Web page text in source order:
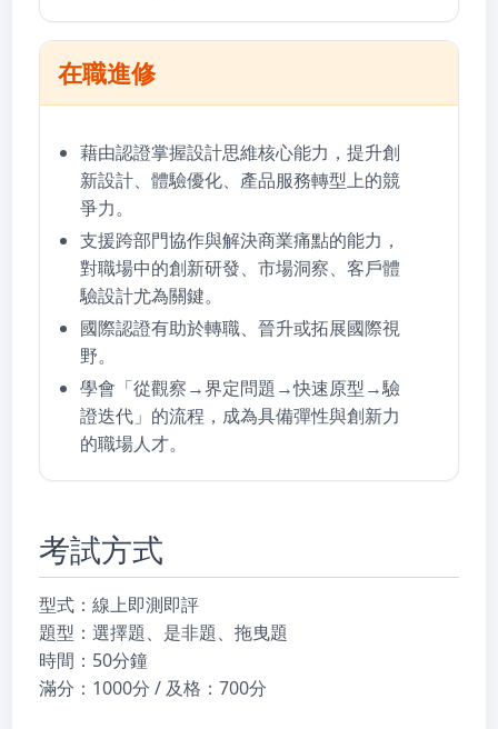
在職進修
藉由認證掌握設計思維核心能力，提升創
新設計、體驗優化、產品服務轉型上的競
爭力。
支援跨部門協作與解決商業痛點的能力，
對職場中的創新研發、市場洞察、客戶體
驗設計尤為關鍵。
國際認證有助於轉職、晉升或拓展國際視
野。
學會「從觀察→界定問題→快速原型→驗
證迭代」的流程，成為具備彈性與創新力
的職場人才。
考試方式
型式：線上即測即評
題型：選擇題、是非題、拖曳題
時間：50分鐘
滿分：1000分 / 及格：700分